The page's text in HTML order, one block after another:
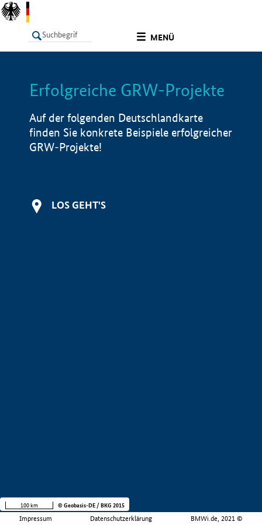
MENÜ
LISTE Info
Erfolgreiche GRW-Projekte
Auf der folgenden Deutschlandkarte
finden Sie konkrete Beispiele erfolgreicher
GRW-Projekte!
LOS GEHT'S
Impressum Datenschutzerklärung BMWi.de, 2021 ©
100 km © Geobasis-DE / BKG 2015